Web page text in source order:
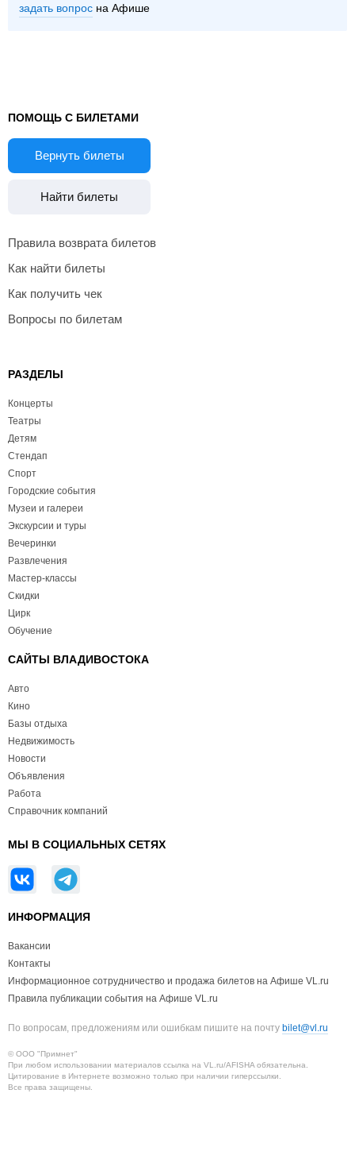
задать вопрос на Афише
ПОМОЩЬ С БИЛЕТАМИ
Вернуть билеты
Найти билеты
Правила возврата билетов
Как найти билеты
Как получить чек
Вопросы по билетам
РАЗДЕЛЫ
Концерты
Театры
Детям
Стендап
Спорт
Городские события
Музеи и галереи
Экскурсии и туры
Вечеринки
Развлечения
Мастер-классы
Скидки
Цирк
Обучение
САЙТЫ ВЛАДИВОСТОКА
Авто
Кино
Базы отдыха
Недвижимость
Новости
Объявления
Работа
Справочник компаний
МЫ В СОЦИАЛЬНЫХ СЕТЯХ
ИНФОРМАЦИЯ
Вакансии
Контакты
Информационное сотрудничество и продажа билетов на Афише VL.ru
Правила публикации события на Афише VL.ru
По вопросам, предложениям или ошибкам пишите на почту bilet@vl.ru
© ООО "Примнет"
При любом использовании материалов ссылка на VL.ru/AFISHA обязательна.
Цитирование в Интернете возможно только при наличии гиперссылки.
Все права защищены.